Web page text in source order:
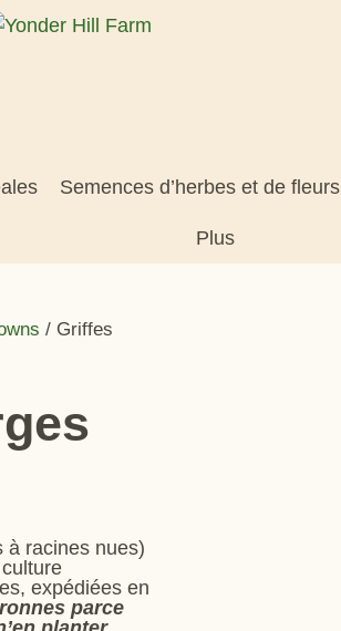
Semences d’herbes et de fleurs
Plus
/ Griffes
à racines nues)
expédiées en
parce